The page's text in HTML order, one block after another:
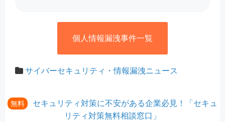
個人情報漏洩事件一覧
サイバーセキュリティ・情報漏洩ニュース
無料
セキュリティ対策に不安がある企業必見！「セキュ
リティ対策無料相談窓口」